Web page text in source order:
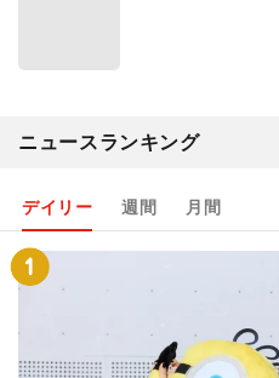
ニュースランキング
デイリー 週間 月間